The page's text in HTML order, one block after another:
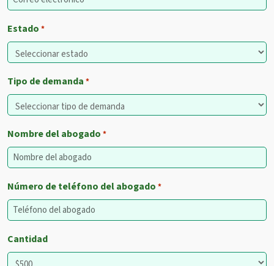
Estado *
Tipo de demanda *
Nombre del abogado *
Número de teléfono del abogado *
Cantidad